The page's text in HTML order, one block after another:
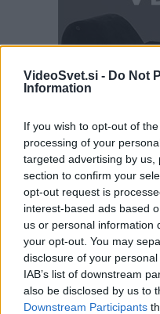
VideoSvet.si - Do Not
Information
If you wish to opt-out of
processing of your
targeted advertising by
section to confirm your
opt-out request is
interest-based ads based
us or personal information
your opt-out. You may
disclosure of your
IAB’s list of downstream
also be disclosed by us to
Downstream Participants
Išči